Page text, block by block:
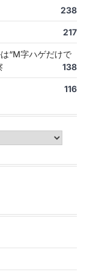
238
217
“M字ハゲだけで
138
116